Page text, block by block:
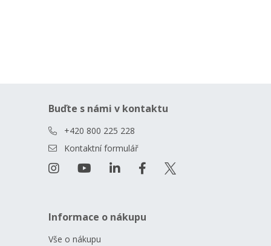
Buďte s námi v kontaktu
+420 800 225 228
Kontaktní formulář
Informace o nákupu
Vše o nákupu